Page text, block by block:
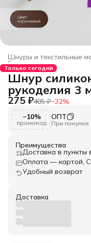
Шнуры и текстильные
Главная ›
Только сегодня
Шнур
рукоделия 3
275 ₽405 ₽−32%
−10%
промокод
ОПТ
При покупке
Преимущества
Доставка в пункты
Оплата — картой,
Удобный возврат
Доставка